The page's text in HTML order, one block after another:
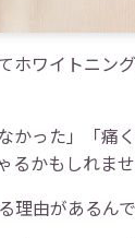
ホワイトニン
かった」「痛
かもしれませ
由があるんで